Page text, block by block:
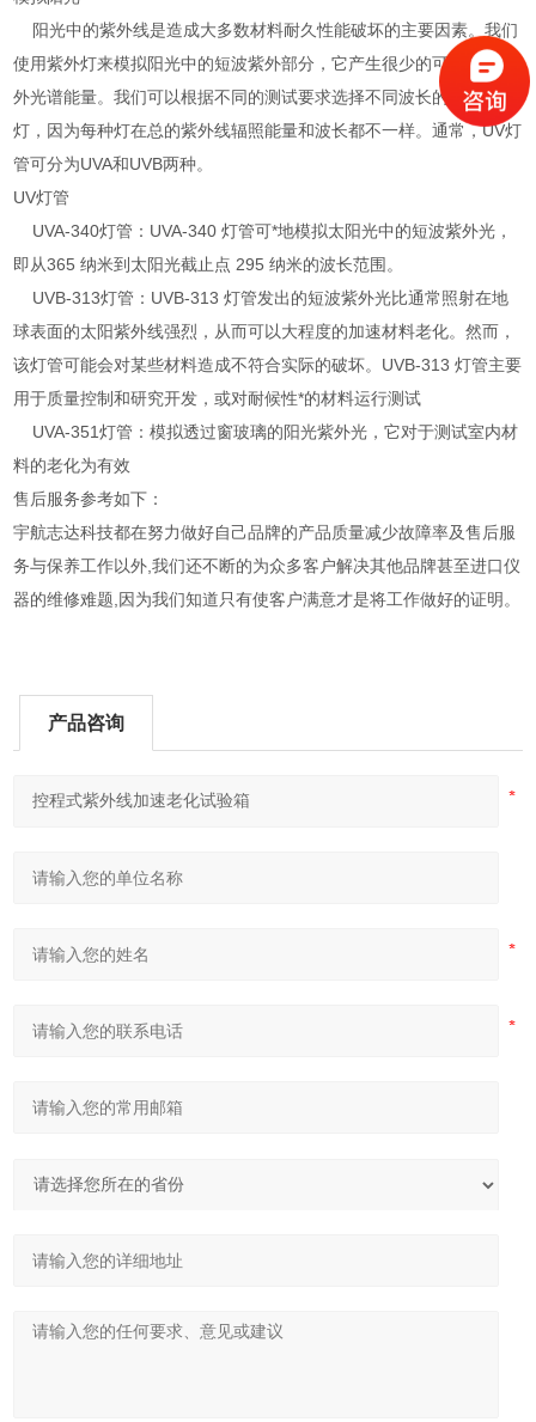
阳光中的紫外线是造成大多数材料耐久性能破坏的主要因素。我们
使用紫外灯来模拟阳光中的短波紫外部分，它产生很少的可见光或红
外光谱能量。我们可以根据不同的测试要求选择不同波长的UV紫外
灯，因为每种灯在总的紫外线辐照能量和波长都不一样。通常，UV灯
管可分为UVA和UVB两种。
UV灯管
UVA-340灯管：UVA-340 灯管可*地模拟太阳光中的短波紫外光，
即从365 纳米到太阳光截止点 295 纳米的波长范围。
UVB-313灯管：UVB-313 灯管发出的短波紫外光比通常照射在地
球表面的太阳紫外线强烈，从而可以大程度的加速材料老化。然而，
该灯管可能会对某些材料造成不符合实际的破坏。UVB-313 灯管主要
用于质量控制和研究开发，或对耐候性*的材料运行测试
UVA-351灯管：模拟透过窗玻璃的阳光紫外光，它对于测试室内材
料的老化为有效
售后服务参考如下：
宇航志达科技都在努力做好自己品牌的产品质量减少故障率及售后服
务与保养工作以外,我们还不断的为众多客户解决其他品牌甚至进口仪
器的维修难题,因为我们知道只有使客户满意才是将工作做好的证明。
产品咨询